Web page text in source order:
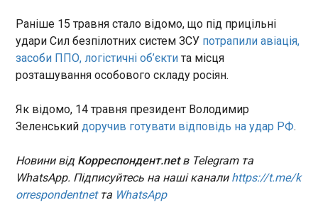
діоксаборіран, повідомляє HVG .
ЧИТАТЬ
бою Дюбуа
14:41:51
Британський промоутер Едді Гірн поділився
у надважкій вазі Даніеля Дюбуа після його
тріумфу в титульному поєдинку проти Фабіо
Вордлі. Функціонер висловив упевненість, що
Раніше 15 травня стало відомо, що під прицільні
удари Сил безпілотних систем ЗСУ потрапили авіація,
засоби ППО, логістичні об’єкти та місця
розташування особового складу росіян.
Як відомо, 14 травня президент Володимир
Зеленськийдоручив готувати відповідь на удар РФ.
Новини від Корреспондент.netв Telegram та
WhatsApp. Підписуйтесь на наші канали https://t.me/k
orrespondentnetта WhatsApp